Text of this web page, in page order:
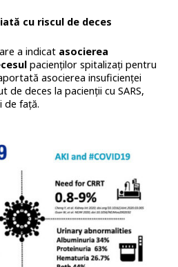
cu riscul de deces
a indicat asocierea
pacienților spitalizați pentru
asocierea insuficienței
de deces la pacienții cu SARS,
de față.